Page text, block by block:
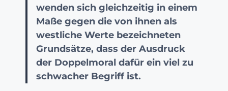
wenden sich gleichzeitig in einem
Maße gegen die von ihnen als
westliche Werte bezeichneten
Grundsätze, dass der Ausdruck
der Doppelmoral dafür ein viel zu
schwacher Begriff ist.